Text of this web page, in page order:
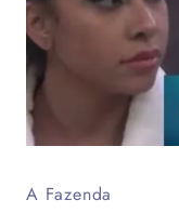
A Fazenda